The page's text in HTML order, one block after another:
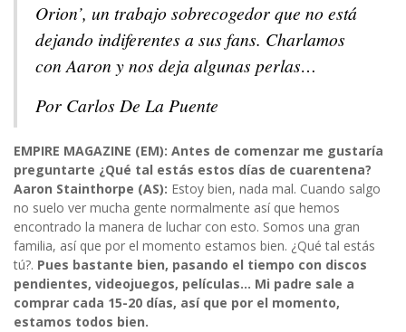
Orion’, un trabajo sobrecogedor que no está
dejando indiferentes a sus fans. Charlamos
con Aaron y nos deja algunas perlas…
Por Carlos De La Puente
EMPIRE MAGAZINE (EM): Antes de comenzar me gustaría
preguntarte ¿Qué tal estás estos días de cuarentena?
Aaron Stainthorpe (AS): Estoy bien, nada mal. Cuando salgo
no suelo ver mucha gente normalmente así que hemos
encontrado la manera de luchar con esto. Somos una gran
familia, así que por el momento estamos bien. ¿Qué tal estás
tú?. Pues bastante bien, pasando el tiempo con discos
pendientes, videojuegos, películas… Mi padre sale a
comprar cada 15-20 días, así que por el momento,
estamos todos bien.